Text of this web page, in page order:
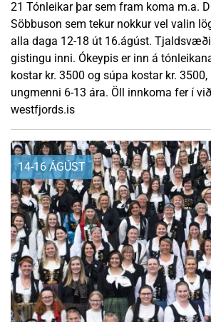
21 Tónleikar þar sem fram koma m.a.
Söbbuson sem tekur nokkur vel valin
alla daga 12-18 út 16.ágúst.
gistingu inni. Ókeypis er inn á
kostar kr. 3500 og súpa kostar kr.
ungmenni 6-13 ára. Öll innkoma fer í
westfjords.is
14-16 ÁGÚST